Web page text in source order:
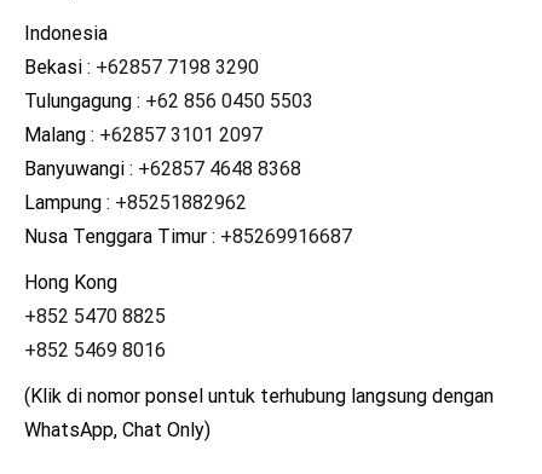
Indonesia
Bekasi : +62857 7198 3290
Tulungagung : +62 856 0450 5503
Malang : +62857 3101 2097
Banyuwangi : +62857 4648 8368
Lampung : +85251882962
Nusa Tenggara Timur : +85269916687
Hong Kong
+852 5470 8825
+852 5469 8016
(Klik di nomor ponsel untuk terhubung langsung dengan
WhatsApp, Chat Only)